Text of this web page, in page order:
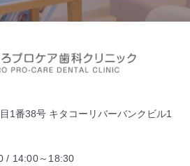
1番38号 キタコーリバーバンクビル1
/ 14:00～18:30